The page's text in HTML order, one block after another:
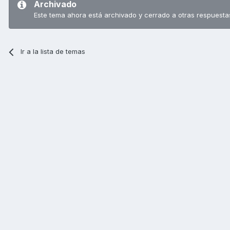
Archivado
Este tema ahora está archivado y cerrado a otras
Ir a la lista de temas